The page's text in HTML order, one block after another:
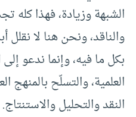
الشبهة وزيادة، فهذا كله
والناقد، ونحن هنا لا نقلل
بكل ما فيه، وإنما ندعو إلى
العلمية، والتسلّح بالمنهج
النقد والتحليل والاستنتاج.